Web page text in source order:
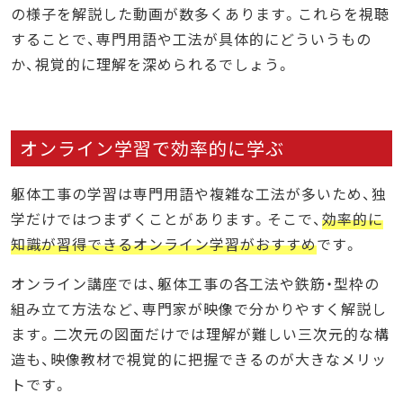
の様子を解説した動画が数多くあります。これらを視聴
することで、専門用語や工法が具体的にどういうもの
か、視覚的に理解を深められるでしょう。
オンライン学習で効率的に学ぶ
躯体工事の学習は専門用語や複雑な工法が多いため、独
学だけではつまずくことがあります。そこで、 効率的に
知識が習得できるオンライン学習がおすすめです。
オンライン講座では、躯体工事の各工法や鉄筋・型枠の
組み立て方法など、専門家が映像で分かりやすく解説し
ます。二次元の図面だけでは理解が難しい三次元的な構
造も、映像教材で視覚的に把握できるのが大きなメリッ
トです。